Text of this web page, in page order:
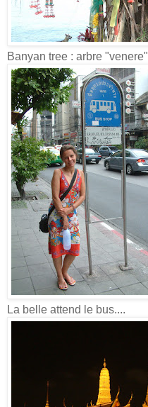
Banyan tree : arbre "venere"
La belle attend le bus....